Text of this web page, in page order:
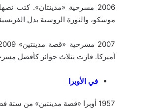
2006 مسرحية «مدينتان». كتب
موسكو، والثورة الروسية بدل
أميركا. فازت بثلاث جوائز كأفضل
في الأوبرا
1957 أوبرا «قصة مدينتين» من ستة فصول كتب نصها آرثر بنجامين، ووضع ألحانها سادلير ويلز.